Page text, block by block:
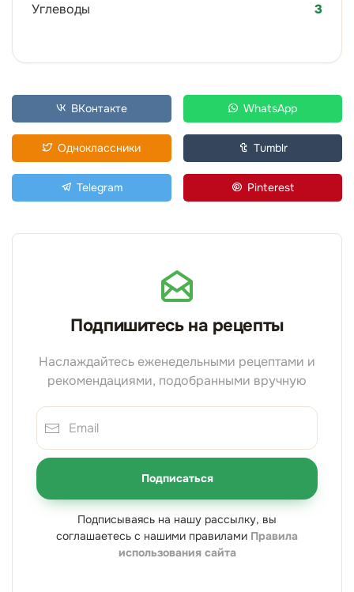
Углеводы 3
ВКонтакте WhatsApp
Одноклассники Tumblr
Telegram Pinterest
Подпишитесь на рецепты
Наслаждайтесь еженедельными рецептами и
рекомендациями, подобранными вручную
Подписаться
Подписываясь на нашу рассылку, вы
соглашаетесь с нашими правилами Правила
использования сайта